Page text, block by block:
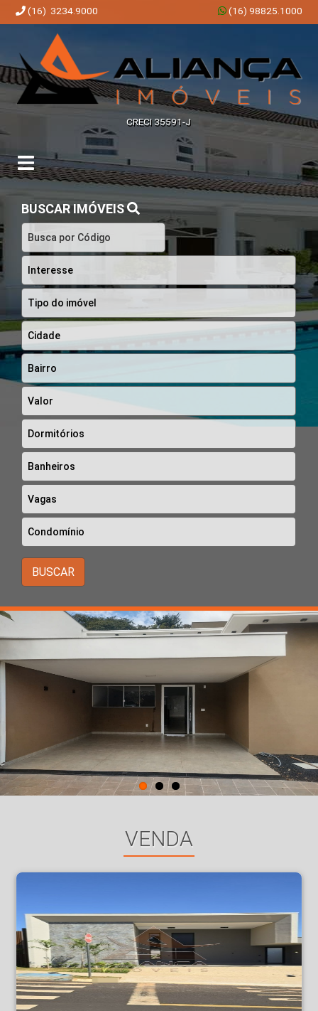
(16) 3234.9000 (16) 98825.1000
CRECI 35591-J
BUSCAR IMÓVEIS
BUSCAR
VENDA